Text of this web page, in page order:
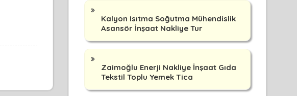
Kalyon Isıtma Soğutma Mühendislik
Asansör İnşaat Nakliye Tur
Zaimoğlu Enerji Nakliye İnşaat Gıda
Tekstil Toplu Yemek Tica